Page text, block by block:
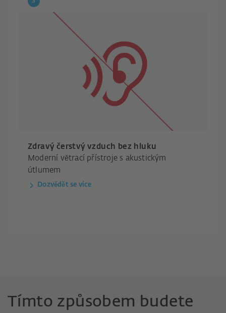
Zdravý čerstvý vzduch bez hluku
Moderní větrací přístroje s akustickým
útlumem
Dozvědět se více
Tímto způsobem budete